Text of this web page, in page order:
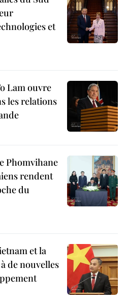
et
Lam ouvre
les relations
Phomvihane
rendent
du
et la
de nouvelles